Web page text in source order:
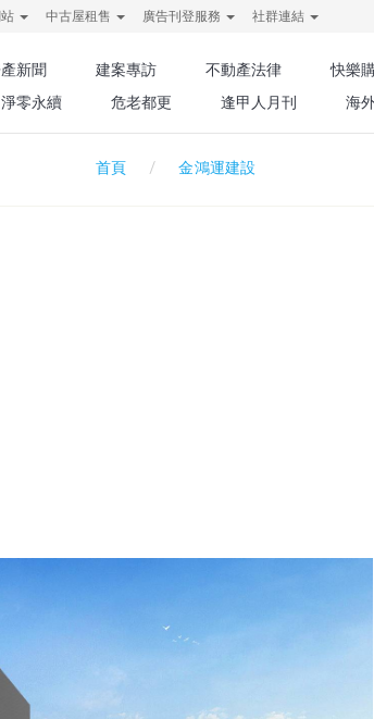
中古屋租售 廣告刊登服務 社群連結
新聞 建案專訪 不動產法律 快樂
淨零永續 危老都更 逢甲人月刊 海
首頁 金鴻運建設